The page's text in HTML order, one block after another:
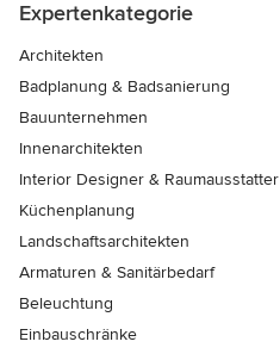
Expertenkategorie
Architekten
Badplanung & Badsanierung
Bauunternehmen
Innenarchitekten
Interior Designer & Raumausstatter
Küchenplanung
Landschaftsarchitekten
Armaturen & Sanitärbedarf
Beleuchtung
Einbauschränke